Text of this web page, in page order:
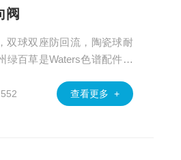
阀
双球双座防回流，陶瓷球耐
绿百草是Waters色谱配件的
查看更多 +